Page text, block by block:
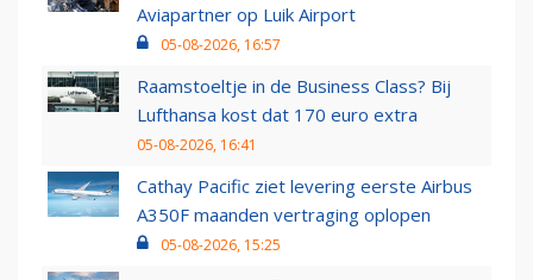
Aviapartner op Luik Airport
05-08-2026, 16:57
Raamstoeltje in de Business Class? Bij
Lufthansa kost dat 170 euro extra
05-08-2026, 16:41
Cathay Pacific ziet levering eerste Airbus
A350F maanden vertraging oplopen
05-08-2026, 15:25